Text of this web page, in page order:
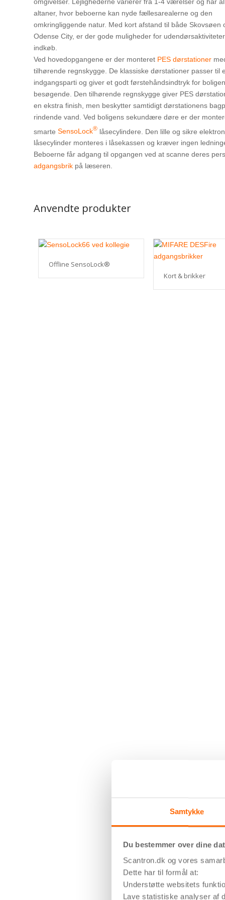
Samtykke
Du bestemmer over dine
Scantron.dk og vores
Dette har til formål at:
Understøtte websitets
Lave statistiske analyser af
altaner, hvor beboerne kan nyde fællesarealerne og den
omkringliggende natur. Med kort afstand til både Skovsøen
Odense City, er der gode muligheder for
indkøb.
Ved hovedopgangene er der monteret PES dørstationer
tilhørende regnskygge. De klassiske dørstationer passer til
indgangsparti og giver et godt førstehåndsindtryk for
besøgende. Den tilhørende regnskygge giver PES
en ekstra finish, men beskytter samtidigt dørstationens
rindende vand. Ved boligens sekundære døre er der
smarte SensoLock® låsecylindere. Den lille og sikre
låsecylinder monteres i låsekassen og kræver ingen
Beboerne får adgang til opgangen ved at scanne deres
adgangsbrik på læseren.
Anvendte produkter
Offline SensoLock®
Kort & brikker